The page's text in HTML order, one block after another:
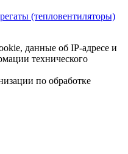
(тепловентиляторы)
данные об IP-адресе и
технического
по обработке